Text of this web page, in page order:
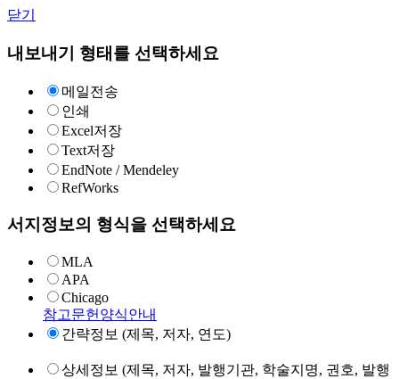
닫기
내보내기 형태를 선택하세요
메일전송
인쇄
Excel저장
Text저장
EndNote / Mendeley
RefWorks
서지정보의 형식을 선택하세요
MLA
APA
Chicago
참고문헌양식안내
간략정보 (제목, 저자, 연도)
상세정보 (제목, 저자, 발행기관, 학술지명, 권호, 발행